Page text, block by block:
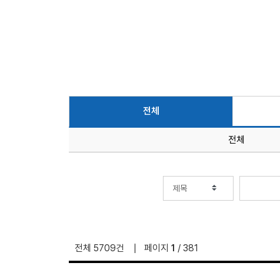
전체
전체
전체 5709건 페이지 1 / 381